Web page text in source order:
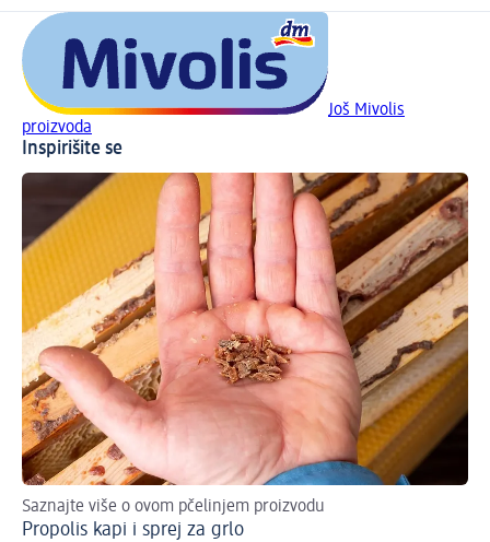
Još Mivolis
proizvoda
Inspirišite se
Saznajte više o ovom pčelinjem proizvodu
Propolis kapi i sprej za grlo